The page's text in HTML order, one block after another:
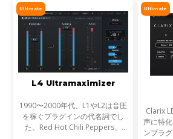
らです。これが音のマスキングと
言われる現象です。
の
Ultimate
L4 Ultramaximizer
1990〜2000年代、L1やL2は音圧
を稼ぐプラグインの代名詞でし
た。Red Hot Chili Peppers、
Ultimate
Clarix
声に特
ンプラ